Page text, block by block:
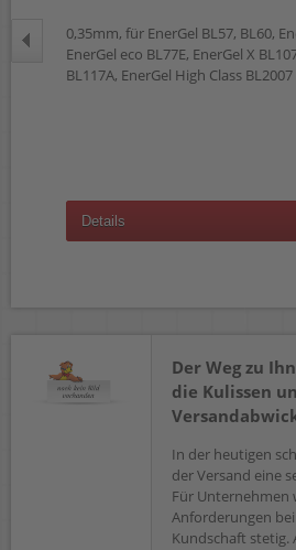
0,35mm, für EnerGel BL57, BL60,
EnerGel eco BL77E, EnerGel X
BL117A, EnerGel High Class BL2007
Details
Der Weg zu
die Kulissen
In der heutigen
der Versand eine
Für Unternehmen
Anforderungen
Kundschaft stetig.